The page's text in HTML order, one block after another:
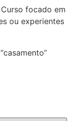
focado em
ou experientes